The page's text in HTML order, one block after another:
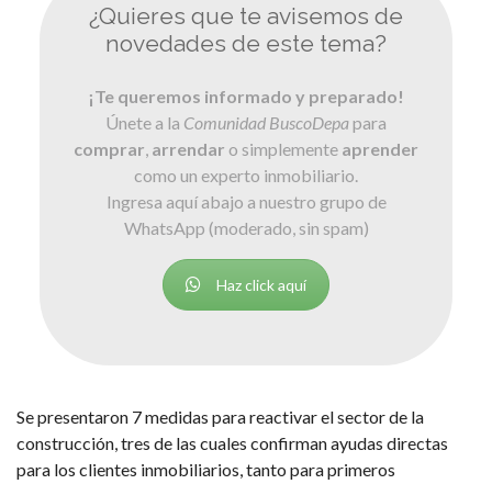
¿Quieres que te avisemos de
novedades de este tema?
¡Te queremos informado y preparado!
Únete a la Comunidad BuscoDepapara
comprar arrendar o simplemente aprender
como un experto inmobiliario.
Ingresa aquí abajo a nuestro grupo de
WhatsApp (moderado, sin spam)
Haz click aquí
Se presentaron 7 medidas para reactivar el sector de la
construcción, tres de las cuales confirman ayudas directas
para los clientes inmobiliarios, tanto para primeros